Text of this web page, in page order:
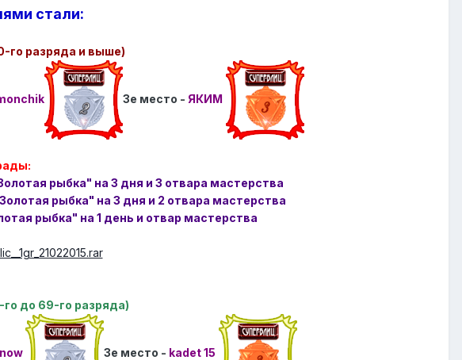
стали:
го разряда и выше)
3е место - ЯКИМ
рыбка" на 3 дня и 3 отвара мастерства
рыбка" на 3 дня и 2 отвара мастерства
рыбка" на 1 день и отвар мастерства
го до 69-го разряда)
3е место - kadet 15